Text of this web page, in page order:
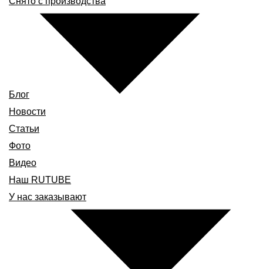
Блог
Новости
Статьи
Фото
Видео
Наш RUTUBE
У нас заказывают